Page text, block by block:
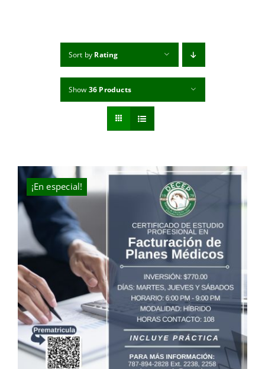
Sort by Rating
Show 36 Products
¡En especial!